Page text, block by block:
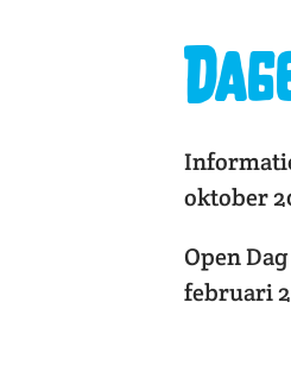
oktober
Open
februari